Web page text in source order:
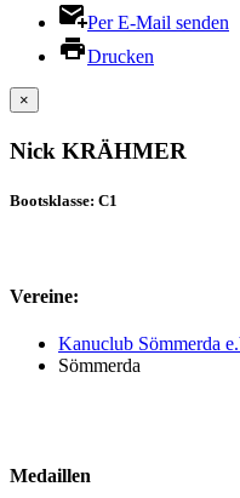
Per E-Mail senden
Drucken
×
Nick KRÄHMER
Bootsklasse: C1
Vereine:
Kanuclub Sömmerda
Sömmerda
Medaillen